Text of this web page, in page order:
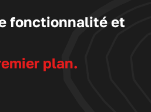
fonctionnalité et
plan.